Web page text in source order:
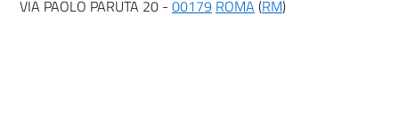
VIA PAOLO PARUTA 20 - 00179 ROMA (RM)